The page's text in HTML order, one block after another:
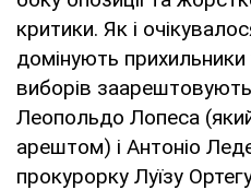
критики. Як і
домінують прихильники
виборів заарештовують
Леопольдо Лопеса
арештом) і Антоніо
прокурорку Луїзу